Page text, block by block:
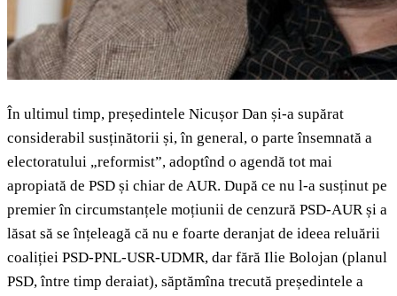
În ultimul timp, președintele Nicușor Dan și-a supărat
considerabil susținătorii și, în general, o parte însemnată a
electoratului „reformist”, adoptînd o agendă tot mai
apropiată de PSD și chiar de AUR. După ce nu l-a susținut pe
premier în circumstanțele moțiunii de cenzură PSD-AUR și a
lăsat să se înțeleagă că nu e foarte deranjat de ideea reluării
coaliției PSD-PNL-USR-UDMR, dar fără Ilie Bolojan (planul
PSD, între timp deraiat), săptămîna trecută președintele a